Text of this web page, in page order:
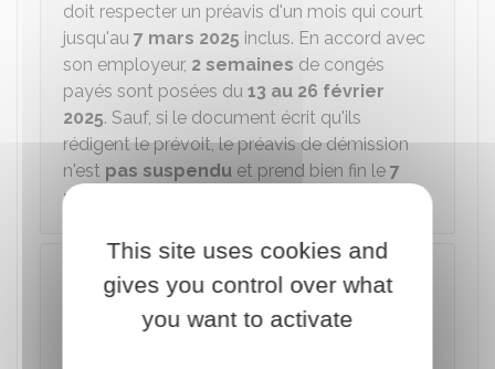
doit respecter un préavis d'un mois qui court
jusqu'au 7 mars 2025 inclus. En accord avec
son employeur, 2 semaines de congés
payés sont posées du 13 au 26 février
2025. Sauf, si le document écrit qu'ils
rédigent le prévoit, le préavis de démission
n'est pas suspendu et prend bien fin le 7
mars 2025
L'employeur et le salarié peuvent cependant
convenirque le préavis soitsuspendu
This site uses cookies and
gives you control over what
you want to activate